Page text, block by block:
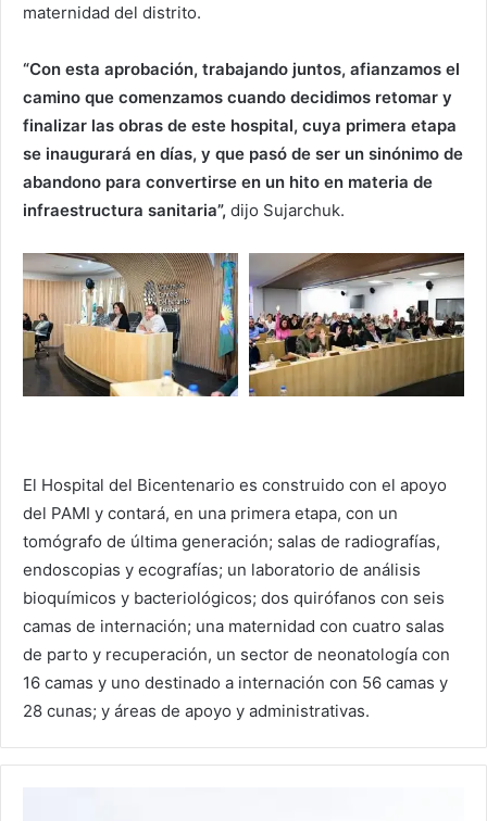
maternidad del distrito.
“Con esta aprobación, trabajando juntos, afianzamos el
camino que comenzamos cuando decidimos retomar y
finalizar las obras de este hospital, cuya primera etapa
se inaugurará en días, y que pasó de ser un sinónimo de
abandono para convertirse en un hito en materia de
infraestructura sanitaria”, dijo Sujarchuk.
El Hospital del Bicentenario es construido con el apoyo
del PAMI y contará, en una primera etapa, con un
tomógrafo de última generación; salas de radiografías,
endoscopias y ecografías; un laboratorio de análisis
bioquímicos y bacteriológicos; dos quirófanos con seis
camas de internación; una maternidad con cuatro salas
de parto y recuperación, un sector de neonatología con
16 camas y uno destinado a internación con 56 camas y
28 cunas; y áreas de apoyo y administrativas.